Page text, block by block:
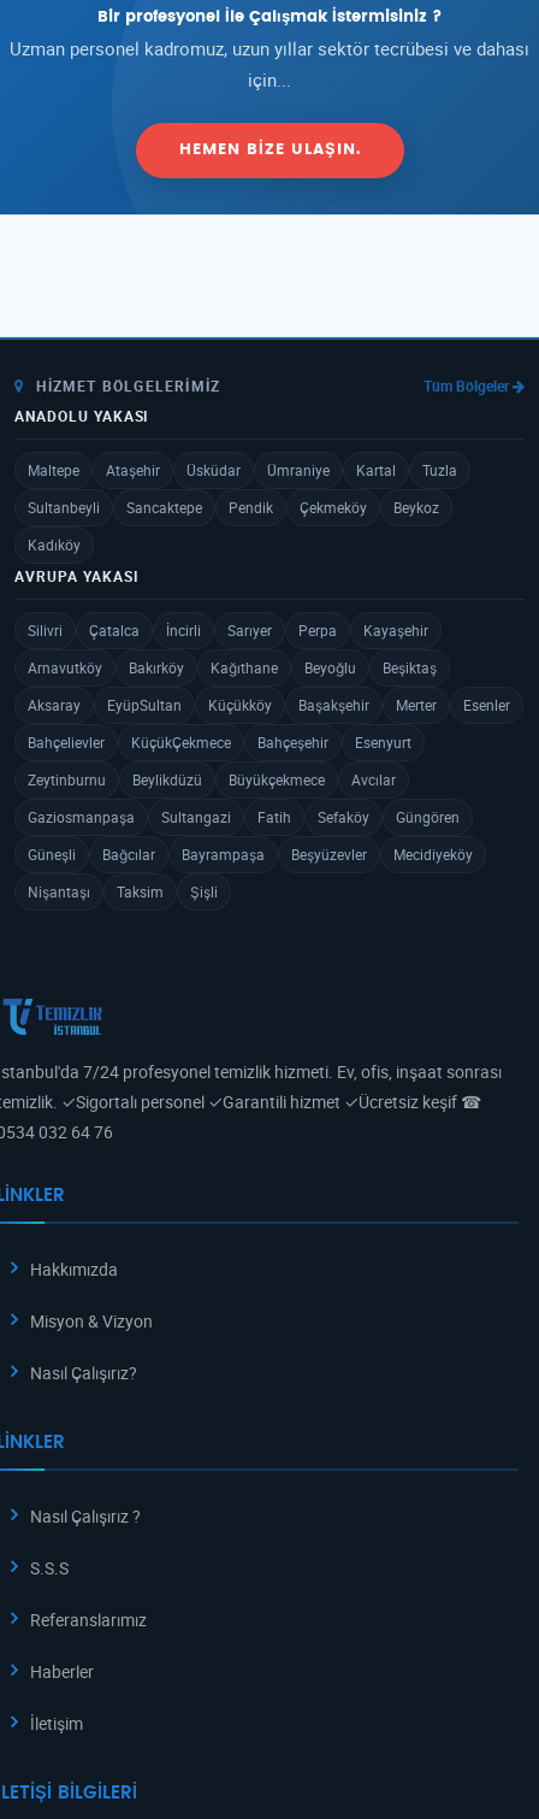
Bir profesyonel İle Çalışmak İstermisiniz ?
Uzman personel kadromuz, uzun yıllar sektör tecrübesi ve dahası
için...
HEMEN BIZE ULAŞIN.
HIZMET BÖLGELERIMIZ
Tüm Bölgeler
ANADOLU YAKASI
Maltepe Ataşehir Üsküdar Ümraniye Kartal
Tuzla
Sultanbeyli
Sancaktepe Pendik Çekmeköy
Beykoz
Kadıköy
AVRUPA YAKASI
Silivri Çatalca İncirli Sarıyer Perpa
Kayaşehir
Arnavutköy
Bakırköy Kağıthane Beyoğlu
Beşiktaş
Aksaray
EyüpSultan Küçükköy Başakşehir Merter
Esenler
Bahçelievler
KüçükÇekmece Bahçeşehir
Esenyurt
Zeytinburnu
Beylikdüzü Büyükçekmece
Avcılar
Gaziosmanpaşa
Sultangazi Fatih Sefaköy
Güngören
Güneşli
Bağcılar Bayrampaşa Beşyüzevler
Mecidiyeköy
Nişantaşı
Taksim Şişli
7/24 profesyonel temizlik hizmeti. Ev, ofis, inşaat sonrası
✓Sigortalı personel ✓Garantili hizmet ✓Ücretsiz keşif ☎
032 64 76
Hakkımızda
Misyon & Vizyon
Nasıl Çalışırız?
Nasıl Çalışırız ?
S.S.S
Referanslarımız
Haberler
İletişim
BILGILERI